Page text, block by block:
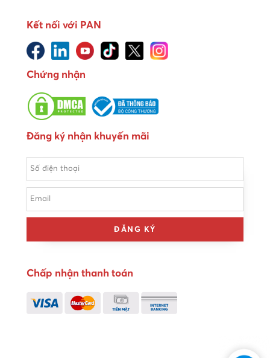
Kết nối với PAN
Chứng nhận
Đăng ký nhận khuyến mãi
ĐĂNG KÝ
Chấp nhận thanh toán